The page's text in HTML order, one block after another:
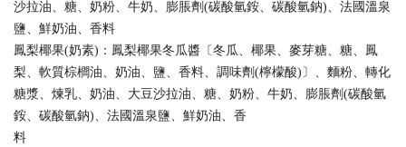
沙拉油、糖、奶粉、牛奶、膨脹劑(碳酸氫銨、碳酸氫鈉)、法國溫泉
鹽、鮮奶油、香料
鳳梨椰果(奶素)：鳳梨椰果冬瓜醬〔冬瓜、椰果、麥芽糖、糖、鳳
梨、軟質棕櫚油、奶油、鹽、香料、調味劑(檸檬酸)〕、麵粉、轉化
糖漿、煉乳、奶油、大豆沙拉油、糖、奶粉、牛奶、膨脹劑(碳酸氫
銨、碳酸氫鈉)、法國溫泉鹽、鮮奶油、香
料